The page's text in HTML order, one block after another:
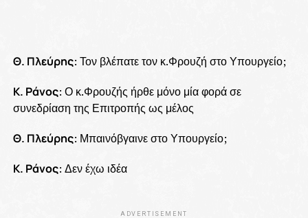
Θ. Πλεύρης: Τον βλέπατε τον κ.Φρουζή στο Υπουργείο;
Κ. Ράνος: Ο κ.Φρουζής ήρθε μόνο μία φορά σε
συνεδρίαση της Επιτροπής ως μέλος
Θ. Πλεύρης: Μπαινόβγαινε στο Υπουργείο;
Κ. Ράνος: Δεν έχω ιδέα
ADVERTISEMENT